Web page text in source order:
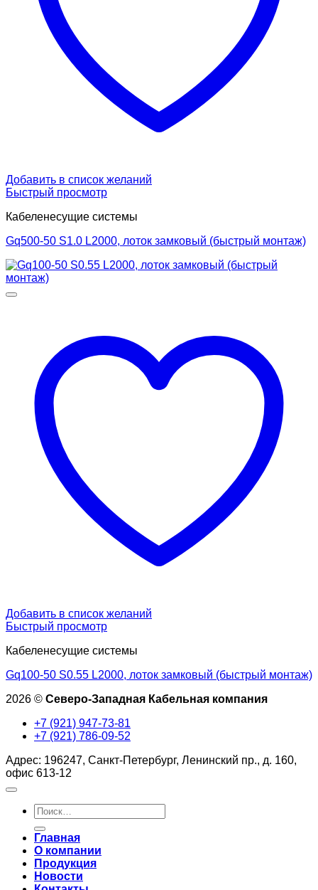
Добавить в список желаний
Быстрый просмотр
Кабеленесущие системы
Gq500-50 S1.0 L2000, лоток замковый (быстрый монтаж)
Добавить в список желаний
Быстрый просмотр
Кабеленесущие системы
Gq100-50 S0.55 L2000, лоток замковый (быстрый монтаж)
2026 © Северо-Западная Кабельная компания
+7 (921) 947-73-81
+7 (921) 786-09-52
Адрес: 196247, Санкт-Петербург, Ленинский пр., д. 160,
офис 613-12
Искать:
Главная
О компании
Продукция
Новости